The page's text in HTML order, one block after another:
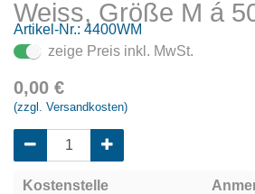
Weiss, Größe M á
Artikel-Nr.: 4400WM
zeige Preis inkl. MwSt.
0,00 €
(zzgl. Versandkosten)
Kostenstelle